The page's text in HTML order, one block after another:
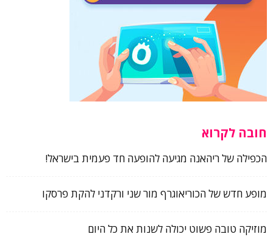
חובה לקרוא
הכפילה של ריהאנה מגיעה להופעה חד פעמית בישראל!
מופע חדש של הכוריאוגרף מור שני ורקדני להקת פרסקו
מוזיקה טובה פשוט יכולה לשנות את כל היום